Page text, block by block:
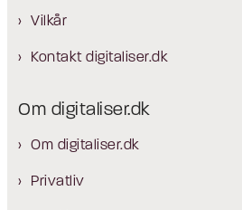
Vilkår
Kontakt digitaliser.dk
Om digitaliser.dk
Om digitaliser.dk
Privatliv